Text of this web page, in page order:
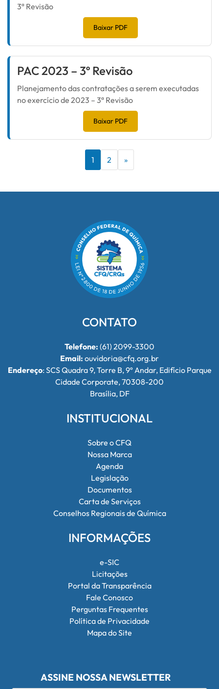
3ª Revisão
Baixar PDF
PAC 2023 – 3º Revisão
Planejamento das contratações a serem executadas
no exercício de 2023 – 3ª Revisão
Baixar PDF
1 2 »
CONTATO
Telefone: (61) 2099-3300
Email: ouvidoria@cfq.org.br
Endereço: SCS Quadra 9, Torre B, 9º Andar, Edifício Parque
Cidade Corporate, 70308-200
Brasília, DF
INSTITUCIONAL
Sobre o CFQ
Nossa Marca
Agenda
Legislação
Documentos
Carta de Serviços
Conselhos Regionais de Química
INFORMAÇÕES
e-SIC
Licitações
Portal da Transparência
Fale Conosco
Perguntas Frequentes
Política de Privacidade
Mapa do Site
ASSINE NOSSA NEWSLETTER